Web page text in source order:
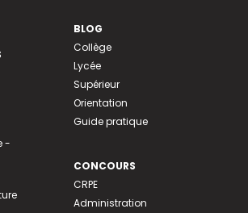
-
BLOG
Collège
Lycée
Supérieur
Orientation
Guide pratique
CONCOURS
CRPE
Administration